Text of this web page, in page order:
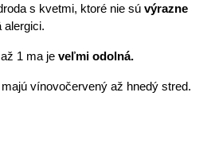
s kvetmi, ktoré nie sú výrazne
alergici.
1 ma je veľmi odolná.
vínovočervený až hnedý stred.